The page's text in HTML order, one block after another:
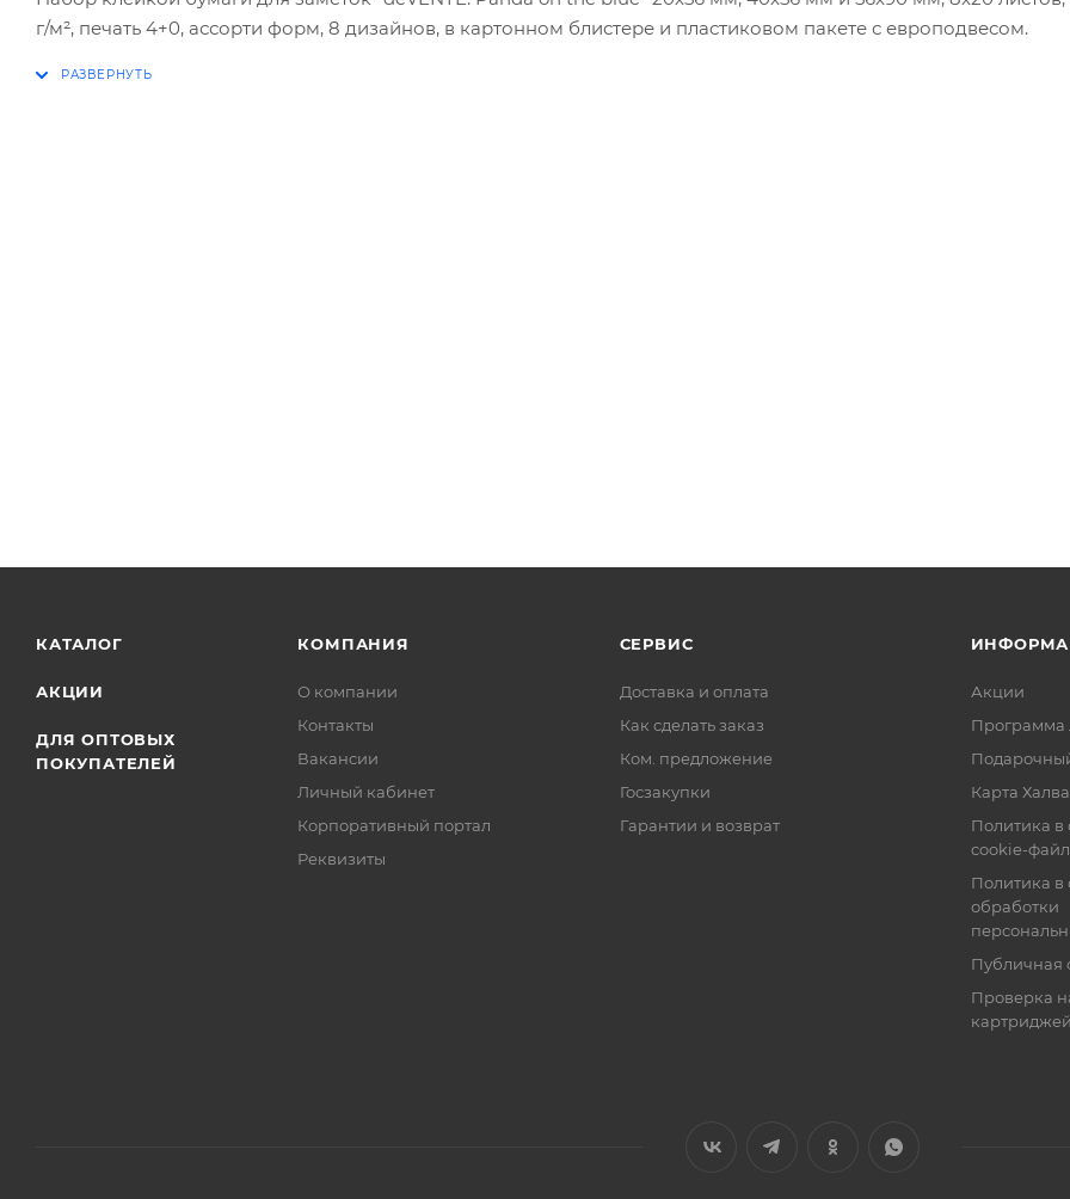
г/м², печать 4+0, ассорти форм, 8 дизайнов, в картонном блистере и пластиковом пакете с европодвесом.
КАТАЛОГ
АКЦИИ
ДЛЯ ОПТОВЫХ
ПОКУПАТЕЛЕЙ
КОМПАНИЯ
О компании
Контакты
Вакансии
Личный кабинет
Корпоративный портал
Реквизиты
СЕРВИС
Доставка и оплата
Как сделать заказ
Ком. предложение
Госзакупки
Гарантии и возврат
Акции
Программа
Карта Халва
Политика
cookie-
Политика
обработки
Публичная
Проверка